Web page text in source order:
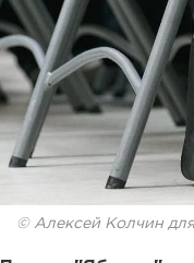
© Алексей Колчин